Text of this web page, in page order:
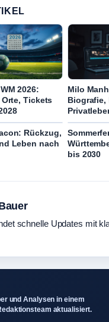
2026:
Orte, Tickets
Milo
Biografie,
Rückzug,
Leben nach
bis 2030
schnelle Updates mit
und Analysen in einem
aktualisiert.